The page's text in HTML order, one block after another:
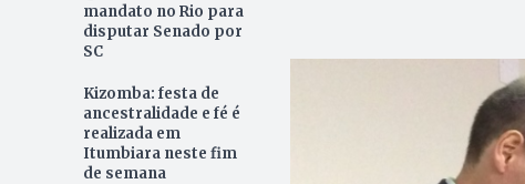
mandato no Rio para
disputar Senado por
SC
Kizomba: festa de
ancestralidade e fé é
realizada em
Itumbiara neste fim
de semana